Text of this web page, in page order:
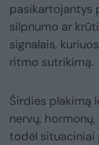
pasikartojantys
silpnumo ar
signalais,
ritmo sutrikimą.
Širdies plakimą
nervų,
todėl situaciniai